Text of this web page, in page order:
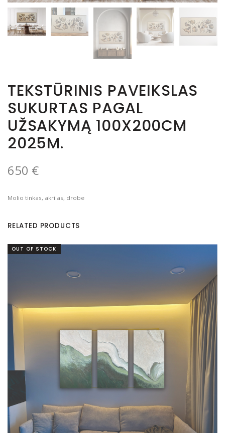
TEKSTŪRINIS PAVEIKSLAS
SUKURTAS PAGAL
UŽSAKYMĄ 100X200CM
2025M.
650 €
Molio tinkas, akrilas, drobe
RELATED PRODUCTS
OUT OF STOCK